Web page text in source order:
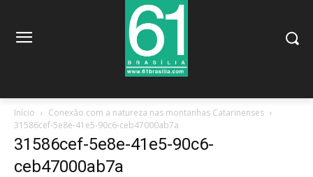
Início
Conexão com a natureza nas montanhas Catarinenses
31586cef-5e8e-41e5-90c6-ceb47000ab7a
31586cef-5e8e-41e5-90c6-
ceb47000ab7a